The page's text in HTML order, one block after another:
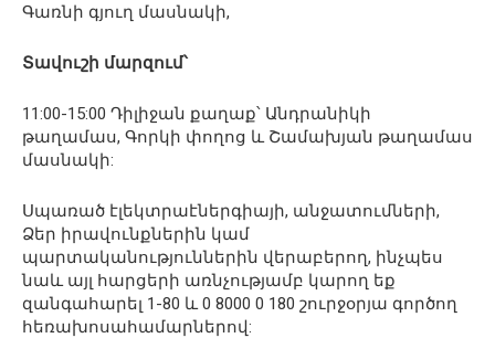
Գառնի գյուղ մասնակի,
Տավուշի մարզում՝
11:00-15:00 Դիլիջան քաղաք՝ Անդրանիկի
թաղամաս, Գորկի փողոց և Շամախյան թաղամաս
մասնակի:
Սպառած էլեկտրաէներգիայի, անջատումների,
Ձեր իրավունքներին կամ
պարտականություններին վերաբերող, ինչպես
նաև այլ հարցերի առնչությամբ կարող եք
զանգահարել 1-80 և 0 8000 0 180 շուրջօրյա գործող
հեռախոսահամարներով: